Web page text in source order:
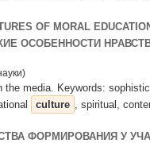
OF MORAL
ОСОБЕННОСТИ
the media. Keywords:
culture , spiritual,
ФОРМИРОВАНИЯ У